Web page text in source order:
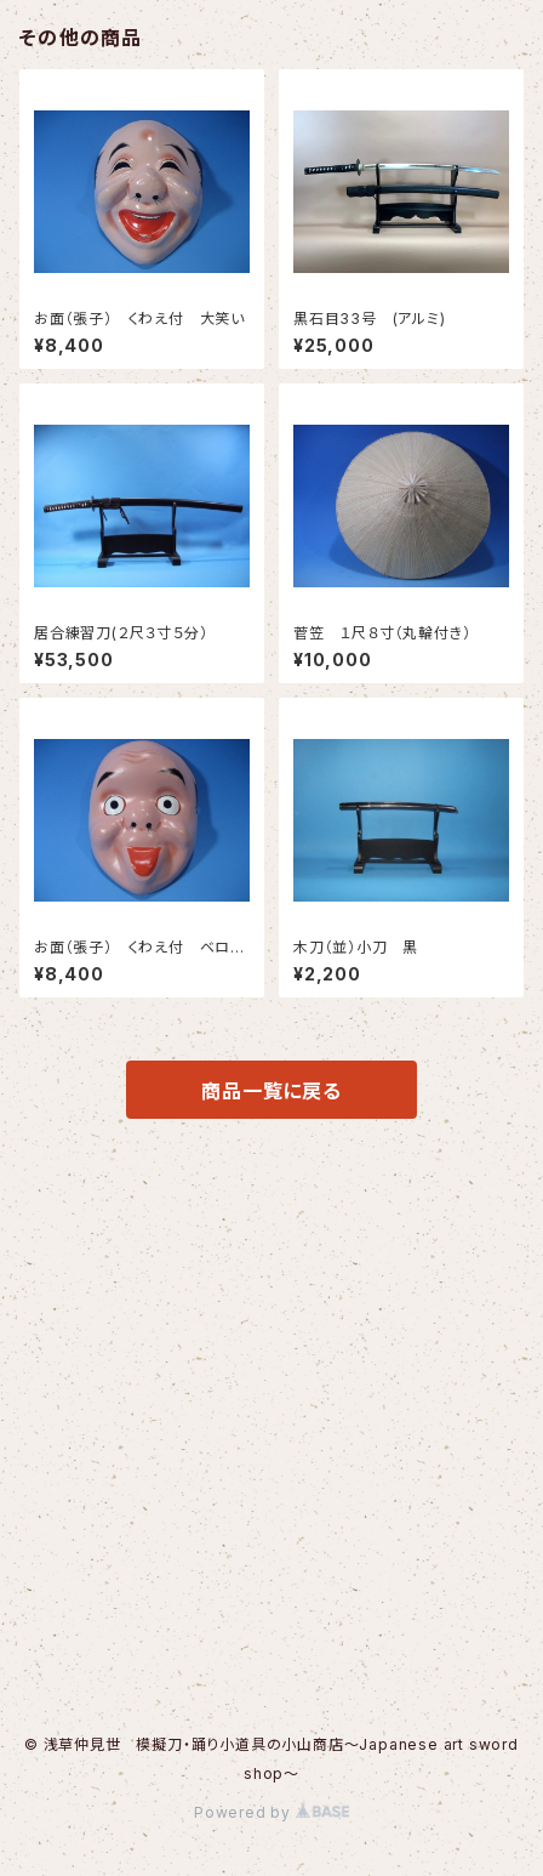
その他の商品
お面（張子） くわえ付 大笑い
¥8,400
黒石目33号 (アルミ)
¥25,000
居合練習刀(２尺３寸５分）
¥53,500
菅笠 １尺８寸（丸輪付き）
¥10,000
お面（張子） くわえ付 ベロ出
し
¥8,400
木刀（並）小刀 黒
¥2,200
商品一覧に戻る
© 浅草仲見世 模擬刀・踊り小道具の小山商店～Japanese art sword
shop～
Powered by